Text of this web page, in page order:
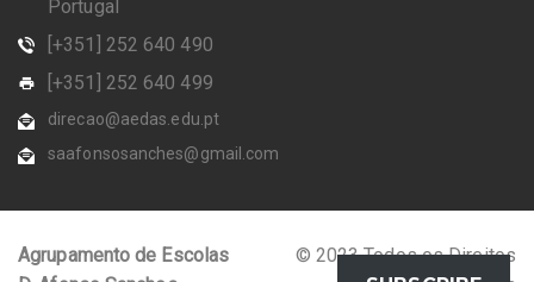
Portugal
[+351] 252 640 490
[+351] 252 640 499
direcao@aedas.edu.pt
saafonsosanches@gmail.com
Agrupamento de Escolas
© 2023 Todos os Direitos